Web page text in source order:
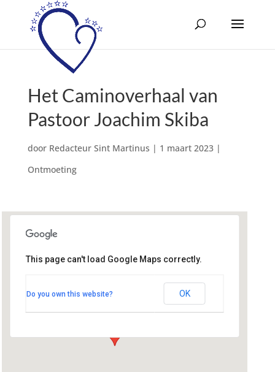
Het Caminoverhaal van
Pastoor Joachim Skiba
door Redacteur Sint Martinus | 1 maart 2023|
Ontmoeting
Geloofsgemeenschap Sint
Kerklaan 22 - Hoogland
This page can't load Google Maps correctly.
Do you own this website? OK